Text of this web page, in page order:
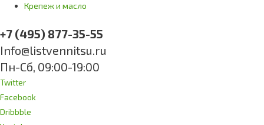
Крепеж и масло
+7 (495) 877-35-55
Info@listvennitsu.ru
Пн-Сб, 09:00-19:00
Twitter
Facebook
Dribbble